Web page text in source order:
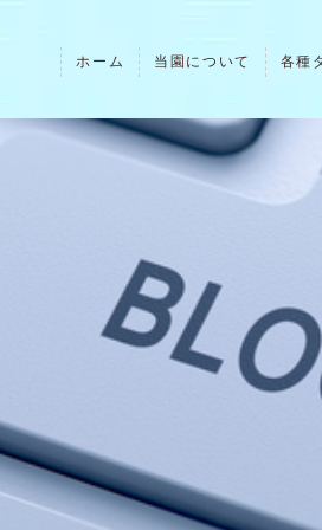
ホーム 当園について 各種